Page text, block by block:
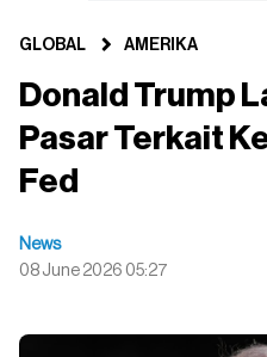
GLOBAL AMERIKA
Donald Trump
Pasar Terkait
Fed
News
08 June 2026 05:27